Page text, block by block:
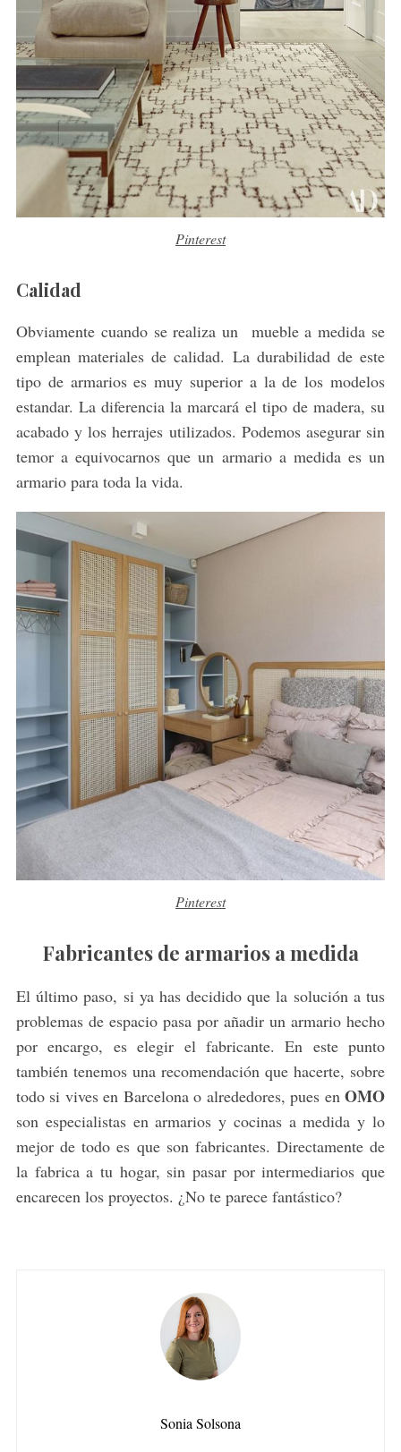
Pinterest
Calidad
Obviamente cuando se realiza un mueble a medida se
emplean materiales de calidad. La durabilidad de este
tipo de armarios es muy superior a la de los modelos
estandar. La diferencia la marcará el tipo de madera, su
acabado y los herrajes utilizados. Podemos asegurar sin
temor a equivocarnos que un armario a medida es un
armario para toda la vida.
Pinterest
Fabricantes de armarios a medida
El último paso, si ya has decidido que la solución a tus
problemas de espacio pasa por añadir un armario hecho
por encargo, es elegir el fabricante. En este punto
también tenemos una recomendación que hacerte, sobre
todo si vives en Barcelona o alrededores, pues enOMO
son especialistas en armarios y cocinas a medida y lo
mejor de todo es que son fabricantes. Directamente de
la fabrica a tu hogar, sin pasar por intermediarios que
encarecen los proyectos. ¿No te parece fantástico?
Sonia Solsona